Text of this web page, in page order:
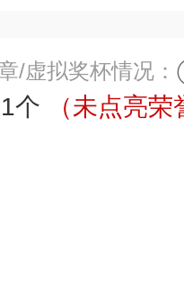
/虚拟奖杯情况：
个 （未点亮